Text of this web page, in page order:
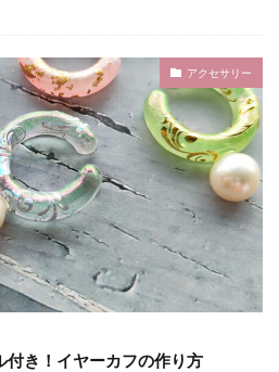
レ
ストラップ・シルバー
トリン
スズランピアス
ッシュルーム
スター
ーフラワーミニホワイト
タッドピアスキャッチ フラワー
マッシュルーム
スタンド
フラワー
ールド
ーンライト
バー
アクセサリー
付き！イヤーカフの作り方